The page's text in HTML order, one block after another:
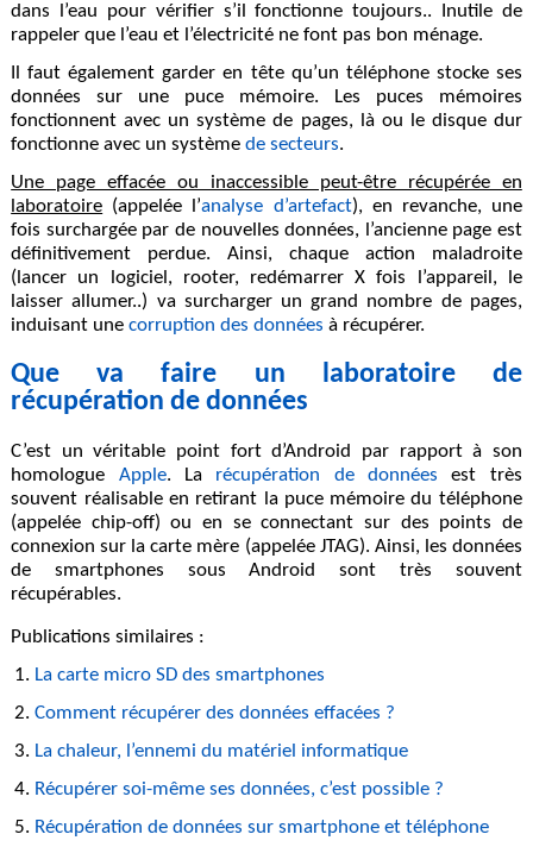
dans l’eau pour vérifier s’il fonctionne toujours.. Inutile de
rappeler que l’eau et l’électricité ne font pas bon ménage.
Il faut également garder en tête qu’un téléphone stocke ses
données sur une puce mémoire. Les puces mémoires
fonctionnent avec un système de pages, là ou le disque dur
fonctionne avec un systèmede secteurs.
Une page effacée ou inaccessible peut-être récupérée en
laboratoire (appelée l’analyse d’artefact), en revanche, une
fois surchargée par de nouvelles données, l’ancienne page est
définitivement perdue. Ainsi, chaque action maladroite
(lancer un logiciel, rooter, redémarrer X fois l’appareil, le
laisser allumer..) va surcharger un grand nombre de pages,
induisant unecorruption des données à récupérer.
Que va faire un laboratoire de
récupération de données
C’est un véritable point fort d’Android par rapport à son
homologue Apple. La récupération de données est très
souvent réalisable en retirant la puce mémoire du téléphone
(appelée chip-off) ou en se connectant sur des points de
connexion sur la carte mère (appelée JTAG). Ainsi, les données
de smartphones sous Android sont très souvent
récupérables.
Publications similaires :
La carte micro SD des smartphones
Comment récupérer des données effacées ?
La chaleur, l’ennemi du matériel informatique
Récupérer soi-même ses données, c’est possible ?
Récupération de données sur smartphone et téléphone